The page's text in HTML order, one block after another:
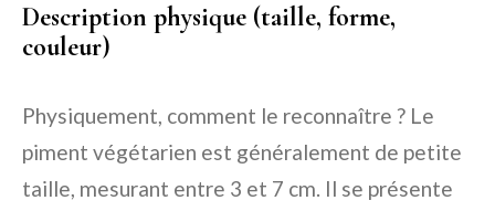
Description physique (taille, forme,
couleur)
Physiquement, comment le reconnaître ? Le
piment végétarien est généralement de petite
taille, mesurant entre 3 et 7 cm. Il se présente